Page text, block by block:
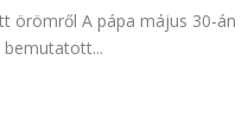
örömről A pápa május 30-án
bemutatott...